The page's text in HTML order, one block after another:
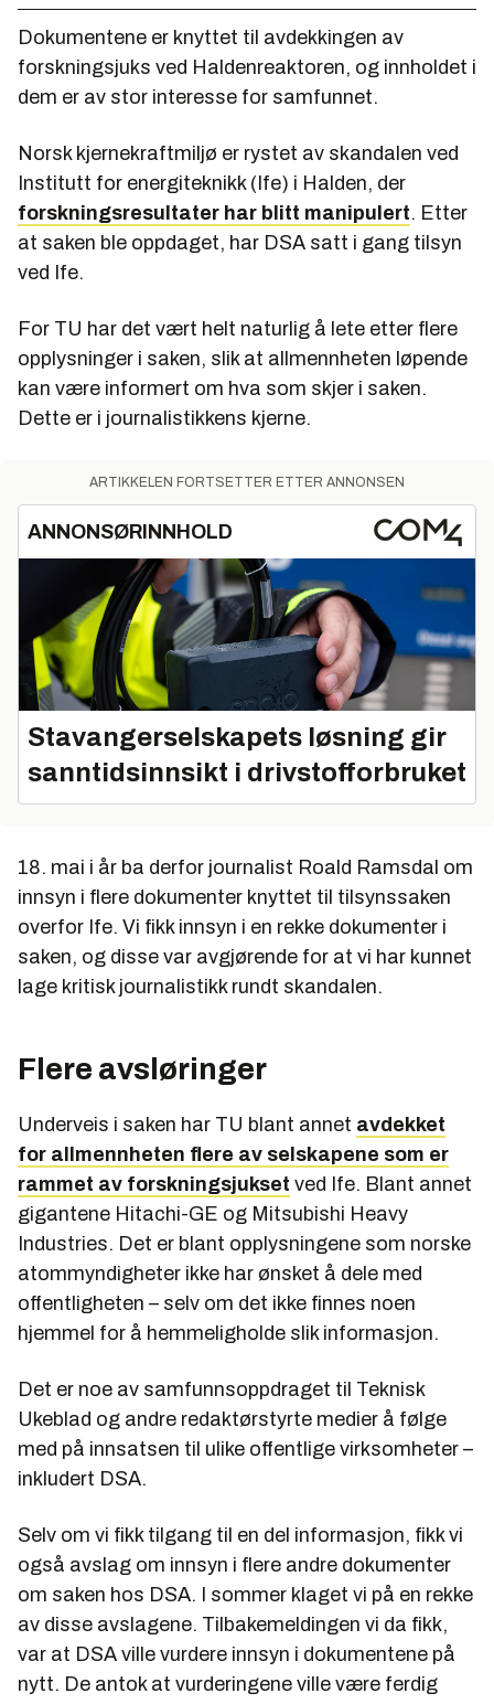
Dokumentene er knyttet til avdekkingen av
forskningsjuks ved Haldenreaktoren, og innholdet i
dem er av stor interesse for samfunnet.
Norsk kjernekraftmiljø er rystet av skandalen ved
Institutt for energiteknikk (Ife) i Halden, der
forskningsresultater har blitt manipulert. Etter
at saken ble oppdaget, har DSA satt i gang tilsyn
ved Ife.
For TU har det vært helt naturlig å lete etter flere
opplysninger i saken, slik at allmennheten løpende
kan være informert om hva som skjer i saken.
Dette er i journalistikkens kjerne.
ARTIKKELEN FORTSETTER ETTER ANNONSEN
ANNONSØRINNHOLD
Stavangerselskapets løsning gir
sanntidsinnsikt i drivstofforbruket
18. mai i år ba derfor journalist Roald Ramsdal om
innsyn i flere dokumenter knyttet til tilsynssaken
overfor Ife. Vi fikk innsyn i en rekke dokumenter i
saken, og disse var avgjørende for at vi har kunnet
lage kritisk journalistikk rundt skandalen.
Flere avsløringer
Underveis i saken har TU blant annet avdekket
for allmennheten flere av selskapene som er
rammet av forskningsjukset ved Ife. Blant annet
gigantene Hitachi-GE og Mitsubishi Heavy
Industries. Det er blant opplysningene som norske
atommyndigheter ikke har ønsket å dele med
offentligheten – selv om det ikke finnes noen
hjemmel for å hemmeligholde slik informasjon.
Det er noe av samfunnsoppdraget til Teknisk
Ukeblad og andre redaktørstyrte medier å følge
med på innsatsen til ulike offentlige virksomheter –
inkludert DSA.
Selv om vi fikk tilgang til en del informasjon, fikk vi
også avslag om innsyn i flere andre dokumenter
om saken hos DSA. I sommer klaget vi på en rekke
av disse avslagene. Tilbakemeldingen vi da fikk,
var at DSA ville vurdere innsyn i dokumentene på
nytt. De antok at vurderingene ville være ferdig